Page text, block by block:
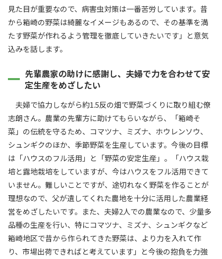
見た目が重要なので、病害虫対策は一番苦労しています。昔
から箱崎の野菜は綺麗なイメージもあるので、その基準を満
たす野菜が作れるよう管理を徹底していきたいです」と意気
込みを話します。
先輩農家の助けに感謝し、夫婦で力を合わせて安
定生産をめざしたい
夫婦で協力しながら約1.5反の畑で野菜づくりに取り組む僚
志朗さん。農業の先輩方に助けてもらいながら、「箱崎そ
菜」の伝統を守るため、コマツナ、ミズナ、ホウレンソウ、
シュンギクのほか、季節野菜を生産しています。今後の目標
は「ハウスのフル活用」と「野菜の安定生産」。「ハウス栽
培と露地栽培をしていますが、今はハウスをフル活用できて
いません。難しいことですが、途切れなく野菜を作ることが
理想なので、父が遺してくれた農地を十分に活用した農業経
営をめざしたいです。また、夫婦2人での農業なので、少量多
品種の生産を行い、特にコマツナ、ミズナ、シュンギクなど
箱崎地区で昔から作られてきた野菜は、より力を入れて作
り、市場出荷できればと考えています」と今後の抱負を力強